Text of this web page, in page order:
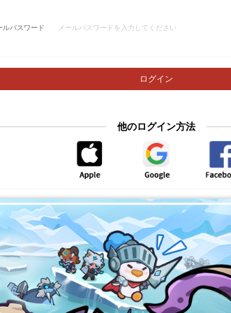
ルパスワード
ログイン
他のログイン方法